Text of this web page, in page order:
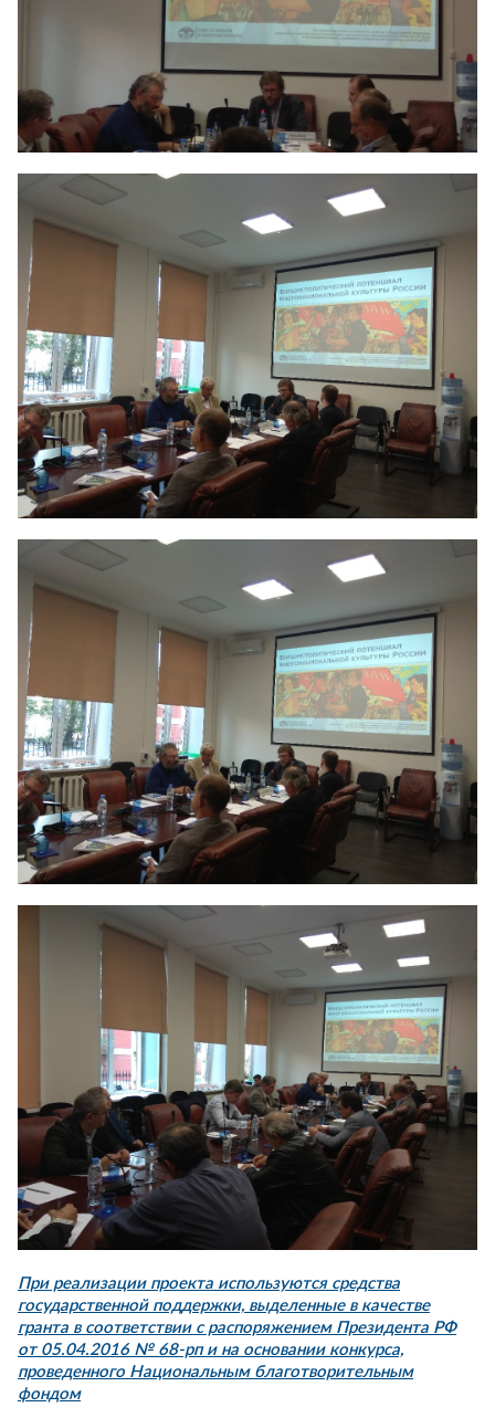
При реализации проекта используются средства
государственной поддержки, выделенные в качестве
гранта в соответствии с распоряжением Президента РФ
от 05.04.2016 № 68-рп и на основании конкурса,
проведенного Национальным благотворительным
фондом